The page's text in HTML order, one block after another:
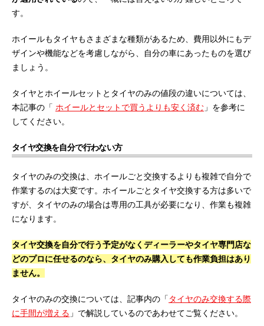
す。
ホイールもタイヤもさまざまな種類があるため、費用以外にもデ
ザインや機能などを考慮しながら、自分の車にあったものを選び
ましょう。
タイヤとホイールセットとタイヤのみの値段の違いについては、
本記事の「 ホイールとセットで買うよりも安く済む 」を参考に
してください。
タイヤ交換を自分で行わない方
タイヤのみの交換は、ホイールごと交換するよりも複雑で自分で
作業するのは大変です。ホイールごとタイヤ交換する方は多いで
すが、タイヤのみの場合は専用の工具が必要になり、作業も複雑
になります。
タイヤ交換を自分で行う予定がなくディーラーやタイヤ専門店な
どのプロに任せるのなら、タイヤのみ購入しても作業負担はあり
ません。
タイヤのみの交換については、記事内の「 タイヤのみ交換する際
に手間が増える 」で解説しているのであわせてご覧ください。